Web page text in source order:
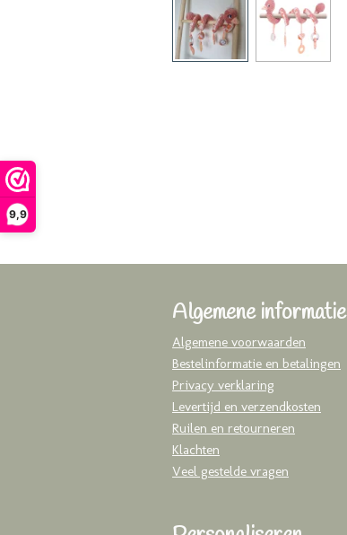
9,9
Algemene informatie
Algemene voorwaarden
Bestelinformatie en betalingen
Privacy verklaring
Levertijd en verzendkosten
Ruilen en retourneren
Klachten
Veel gestelde vragen